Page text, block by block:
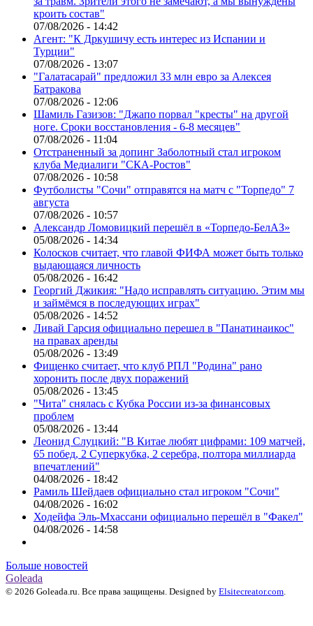
кроить состав"
07/08/2026 - 14:42
Агент: "К Дркушичу есть интерес из Испании и
Турции"
07/08/2026 - 13:07
"Галатасарай" предложил 33 млн евро за Алексея
Батракова
07/08/2026 - 12:06
Шамиль Газизов: "Джапо порвал "кресты" на другой
ноге. Сроки восстановления - 6-8 месяцев"
07/08/2026 - 11:04
Отстраненный за допинг Заболотный стал игроком
клуба Медиалиги "СКА-Ростов"
07/08/2026 - 10:58
Футболисты "Сочи" отправятся на матч с "Торпедо" 7
августа
07/08/2026 - 10:57
Александр Ломовицкий перешёл в «Торпедо-БелАЗ»
05/08/2026 - 14:34
Колосков считает, что главой ФИФА может быть только
выдающаяся личность
05/08/2026 - 16:42
Георгий Джикия: "Надо исправлять ситуацию. Этим мы
и займёмся в последующих играх"
05/08/2026 - 14:52
Ливай Гарсия официально перешел в "Панатинаикос"
на правах аренды
05/08/2026 - 13:49
Фищенко считает, что клуб РПЛ "Родина" рано
хоронить после двух поражений
05/08/2026 - 13:45
"Чита" снялась с Кубка России из-за финансовых
проблем
05/08/2026 - 13:44
Леонид Слуцкий: "В Китае любят цифрами: 109 матчей,
65 побед, 2 Суперкубка, 2 серебра, полтора миллиарда
впечатлений"
04/08/2026 - 18:42
Рамиль Шейдаев официально стал игроком "Сочи"
04/08/2026 - 16:02
Ходейфа Эль-Мхассани официально перешёл в "Факел"
04/08/2026 - 14:58
Больше новостей
Goleada
© 2026 Goleada.ru. Все права защищены. Designed by Elsitecreator.com